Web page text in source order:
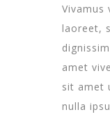
Vivamus
laoreet,
amet
sit amet
nulla